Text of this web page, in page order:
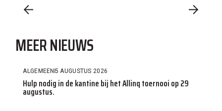
MEER NIEUWS
ALGEMEEN 5 AUGUSTUS 2026
Hulp nodig in de kantine bij het Allinq toernooi op 29
augustus.